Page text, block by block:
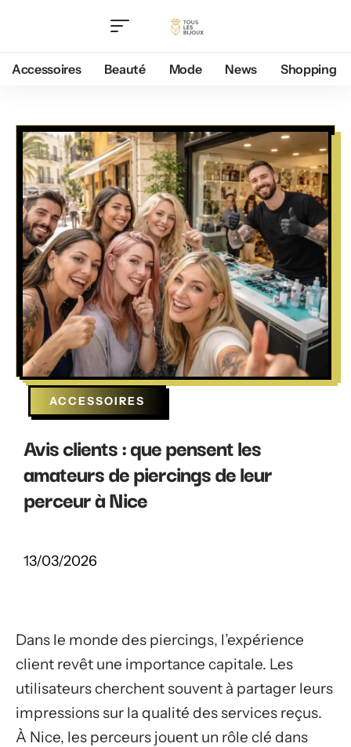
Accessoires Beauté Mode News Shopping
ACCESSOIRES
Avis clients : que pensent les
amateurs de piercings de leur
perceur à Nice
13/03/2026
Dans le monde des piercings, l’expérience
client revêt une importance capitale. Les
utilisateurs cherchent souvent à partager leurs
impressions sur la qualité des services reçus.
À Nice, les perceurs jouent un rôle clé dans